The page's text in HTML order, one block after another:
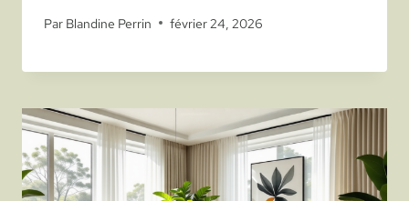
Par Blandine Perrin février 24, 2026